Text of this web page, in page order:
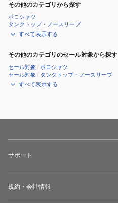
その他のカテゴリから探す
ポロシャツ
タンクトップ・ノースリーブ
すべて表示する
その他のカテゴリのセール対象から探す
セール対象 /ポロシャツ
セール対象 / タンクトップ・ノースリーブ
すべて表示する
サポート
規約・会社情報